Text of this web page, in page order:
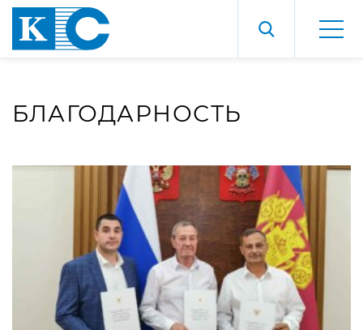
БЛАГОДАРНОСТЬ